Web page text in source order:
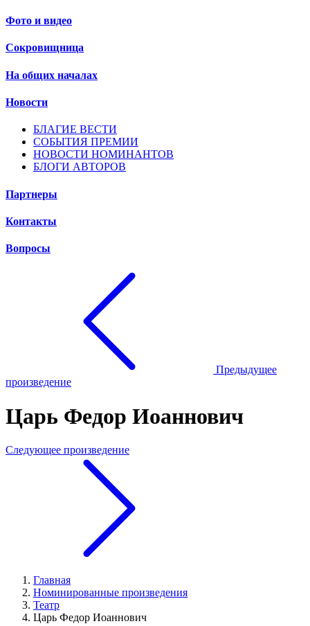
Фото и видео
Сокровищница
На общих началах
Новости
БЛАГИЕ ВЕСТИ
СОБЫТИЯ ПРЕМИИ
НОВОСТИ НОМИНАНТОВ
БЛОГИ АВТОРОВ
Партнеры
Контакты
Вопросы
Предыдущее
произведение
Царь Федор Иоаннович
Следующее произведение
Главная
Номинированные произведения
Театр
Царь Федор Иоаннович